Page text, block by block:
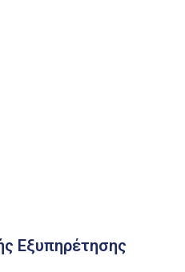
Εξυπηρέτησης